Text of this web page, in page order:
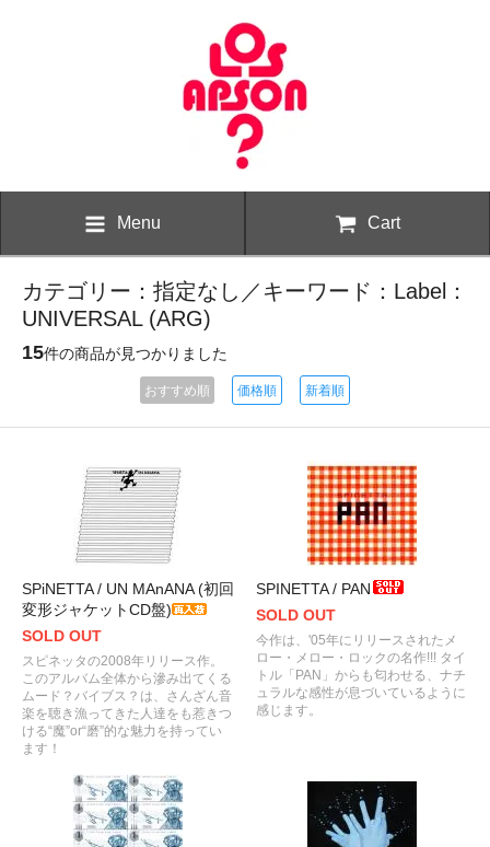
Menu Cart
カテゴリー：指定なし／キーワード：Label：
UNIVERSAL (ARG)
15件の商品が見つかりました
おすすめ順 価格順 新着順
SPiNETTA / UN MAnANA (初回
変形ジャケットCD盤)
SOLD OUT
スピネッタの2008年リリース作。
このアルバム全体から滲み出てくる
ムード？バイブス？は、さんざん音
楽を聴き漁ってきた人達をも惹きつ
ける“魔”or“磨”的な魅力を持ってい
ます！
SPINETTA / PAN
SOLD OUT
今作は、'05年にリリースされたメ
ロー・メロー・ロックの名作!!! タイ
トル「PAN」からも匂わせる、ナチ
ュラルな感性が息づいているように
感じます。